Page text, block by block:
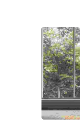
1227